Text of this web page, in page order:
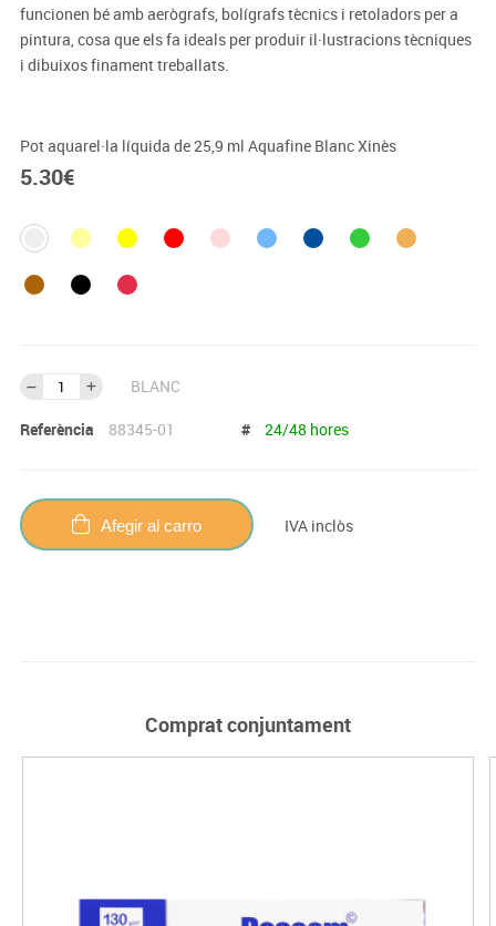
funcionen bé amb aerògrafs, bolígrafs tècnics i retoladors per a
pintura, cosa que els fa ideals per produir il·lustracions tècniques
i dibuixos finament treballats.
Pot aquarel·la líquida de 25,9 ml Aquafine Blanc Xinès
5.30€
BLANC
Referència 88345-01 # 24/48 hores
Afegir al carro IVA inclòs
Comprat conjuntament